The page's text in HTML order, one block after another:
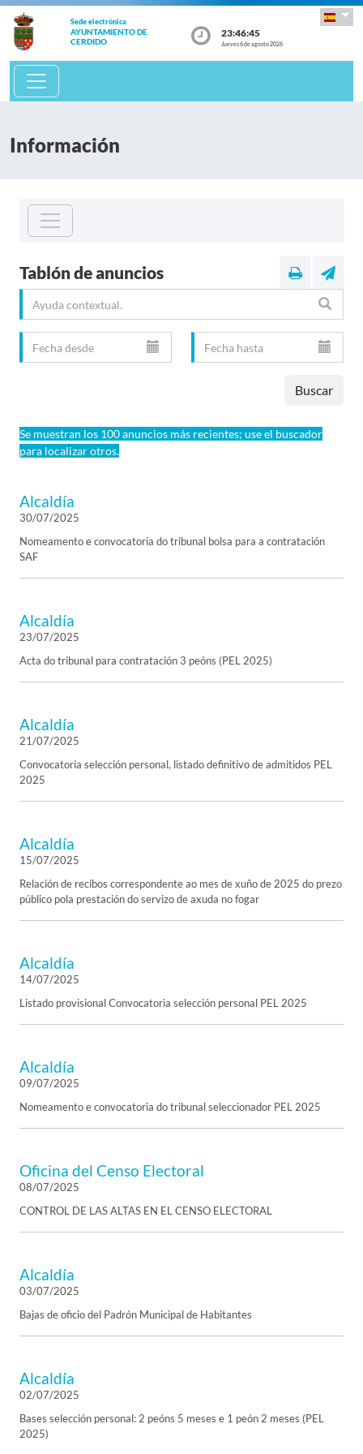
Sede electrónica
AYUNTAMIENTO DE
CERDIDO
23:46:46
Jueves 6 de agosto 2026
Información
Tablón de anuncios
Buscar
Se muestran los 100 anuncios más recientes; use el buscador
para localizar otros.
Alcaldía
30/07/2025
Nomeamento e convocatoria do tribunal bolsa para a contratación
SAF
Alcaldía
23/07/2025
Acta do tribunal para contratación 3 peóns (PEL 2025)
Alcaldía
21/07/2025
Convocatoria selección personal, listado definitivo de admitidos PEL
2025
Alcaldía
15/07/2025
Relación de recibos correspondente ao mes de xuño de 2025 do prezo
público pola prestación do servizo de axuda no fogar
Alcaldía
14/07/2025
Listado provisional Convocatoria selección personal PEL 2025
Alcaldía
09/07/2025
Nomeamento e convocatoria do tribunal seleccionador PEL 2025
Oficina del Censo Electoral
08/07/2025
CONTROL DE LAS ALTAS EN EL CENSO ELECTORAL
Alcaldía
03/07/2025
Bajas de oficio del Padrón Municipal de Habitantes
Alcaldía
02/07/2025
Bases selección personal: 2 peóns 5 meses e 1 peón 2 meses (PEL
2025)